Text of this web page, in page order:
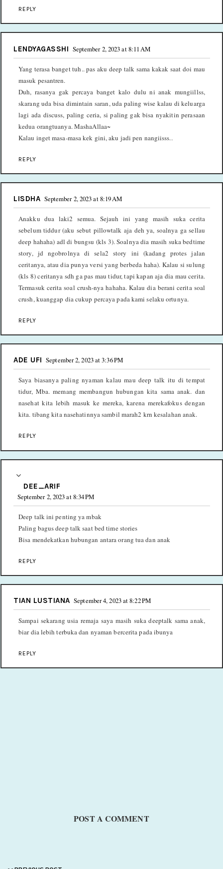
REPLY
LENDYAGASSHI September 2, 2023 at 8:11 AM
Yang terasa banget tuh.. pas aku deep talk sama kakak saat doi mau
masuk pesantren.
Duh, rasanya gak percaya banget kalo dulu ni anak mungiillss,
skarang uda bisa dimintain saran, uda paling wise kalau di keluarga
lagi ada discuss, paling ceria, si paling gak bisa nyakitin perasaan
kedua orangtuanya. MashaAllaa~
Kalau inget masa-masa kek gini, aku jadi pen nangiisss..
REPLY
LISDHA September 2, 2023 at 8:19 AM
Anakku dua laki2 semua. Sejauh ini yang masih suka cerita
sebelum tiddur (aku sebut pillowtalk aja deh ya, soalnya ga sellau
deep hahaha) adl di bungsu (kls 3). Soalnya dia masih suka bedtime
story, jd ngobrolnya di sela2 story ini (kadang protes jalan
ceritanya, atau dia punya versi yang berbeda haha). Kalau si sulung
(kls 8) ceritanya sdh ga pas mau tidur, tapi kapan aja dia mau cerita.
Termasuk cerita soal crush-nya hahaha. Kalau dia berani cerita soal
crush, kuanggap dia cukup percaya pada kami selaku ortunya.
REPLY
ADE UFI September 2, 2023 at 3:36 PM
Saya biasanya paling nyaman kalau mau deep talk itu di tempat
tidur, Mba. memang membangun hubungan kita sama anak. dan
nasehat kita lebih masuk ke mereka, karena merekafokus dengan
kita. tibang kita nasehatinnya sambil marah2 krn kesalahan anak.
REPLY
DEE_ARIF
September 2, 2023 at 8:34 PM
Deep talk ini penting ya mbak
Paling bagus deep talk saat bed time stories
Bisa mendekatkan hubungan antara orang tua dan anak
REPLY
TIAN LUSTIANA September 4, 2023 at 8:22 PM
Sampai sekarang usia remaja saya masih suka deeptalk sama anak,
biar dia lebih terbuka dan nyaman bercerita pada ibunya
REPLY
POST A COMMENT